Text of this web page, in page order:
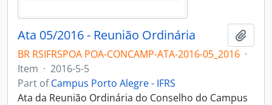
Ata 05/2016 - Reunião Ordinária
BR RSIFRSPOA POA-CONCAMP-ATA-2016-05_2016 ·
Item · 2016-5-5
Part ofCampus Porto Alegre - IFRS
Ata da Reunião Ordinária do Conselho do Campus